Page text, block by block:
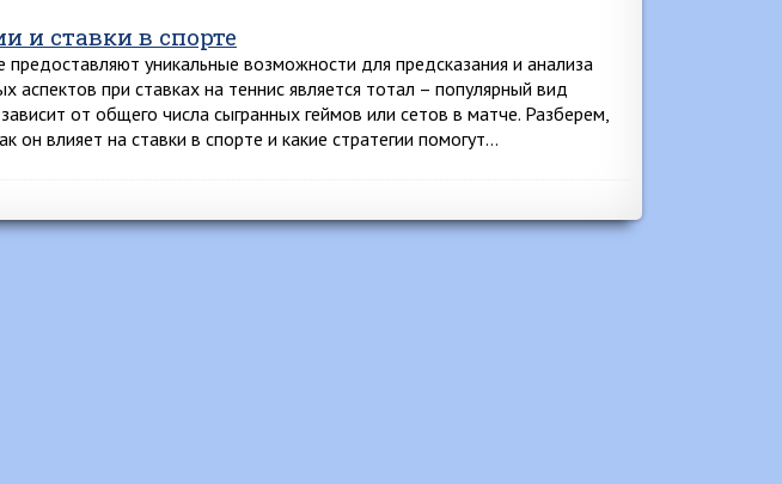
и ставки в спорте
предоставляют уникальные возможности для предсказания и анализа
аспектов при ставках на теннис является тотал – популярный вид
от общего числа сыгранных геймов или сетов в матче. Разберем,
он влияет на ставки в спорте и какие стратегии помогут…